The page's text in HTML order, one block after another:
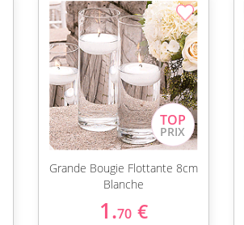
Grande Bougie Flottante 8cm
Blanche
1.70 €